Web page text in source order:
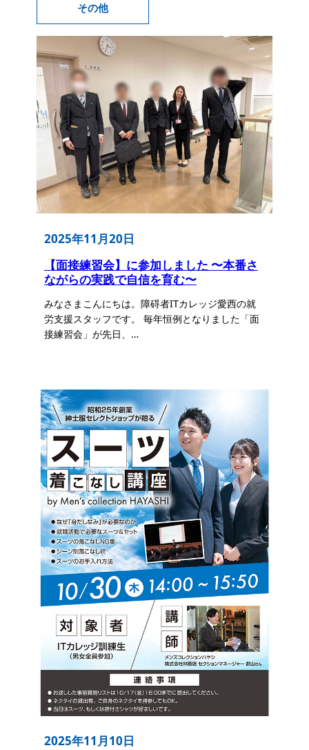
その他
2025年11月20日
【面接練習会】に参加しました 〜本番さ
ながらの実践で自信を育む〜
みなさまこんにちは。障碍者ITカレッジ愛西の就
労支援スタッフです。 毎年恒例となりました「面
接練習会」が先日、…
2025年11月10日